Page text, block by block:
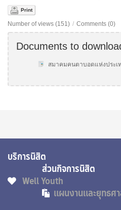
Print
Number of views (151) / Comments (0)
Documents to
สมาคมคนตาบอดแห่งประเ
บริกา
ส่วนกิจการนิสิต
Well Youth
แผนงานและยุทธศ